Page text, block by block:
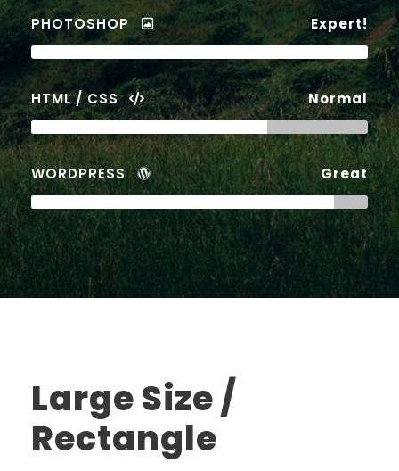
PHOTOSHOP Expert!
HTML / CSS Normal
WORDPRESS Great
Large Size /
Rectangle